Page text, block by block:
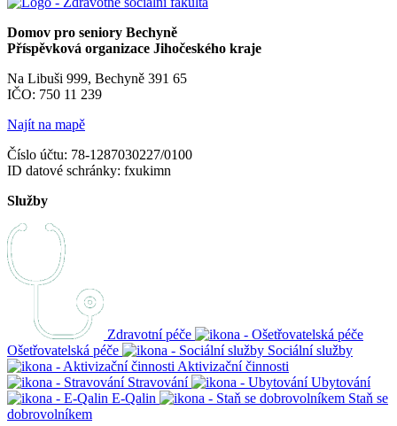
Domov pro seniory Bechyně
Příspěvková organizace Jihočeského kraje
Na Libuši 999, Bechyně 391 65
IČO: 750 11 239
Najít na mapě
Číslo účtu: 78-1287030227/0100
ID datové schránky: fxukimn
Služby
Zdravotní péče
Ošetřovatelská péče
Sociální služby
Aktivizační činnosti
Stravování
Ubytování
E-Qalin
Staň se
dobrovolníkem